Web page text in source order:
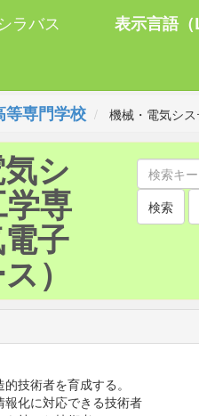
ラバス 表示言語
等専門学校 機械・電気シ
シ
専
子
）
検索
技術者を育成する。
化に対応できる技術者